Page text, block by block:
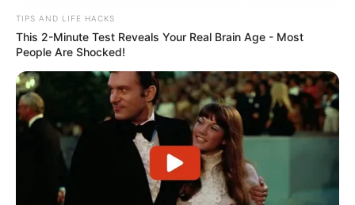
TIPS AND LIFE HACKS
This 2-Minute Test Reveals Your Real Brain Age - Most
People Are Shocked!